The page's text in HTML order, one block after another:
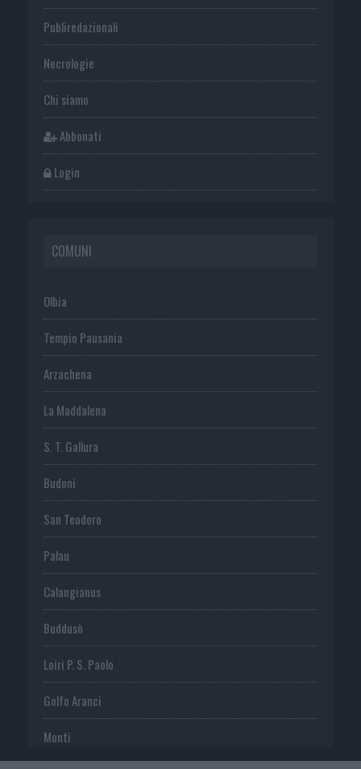
Publiredazionali
Necrologie
Chi siamo
Abbonati
Login
COMUNI
Olbia
Tempio Pausania
Arzachena
La Maddalena
S. T. Gallura
Budoni
San Teodoro
Palau
Calangianus
Buddusò
Loiri P. S. Paolo
Golfo Aranci
Monti